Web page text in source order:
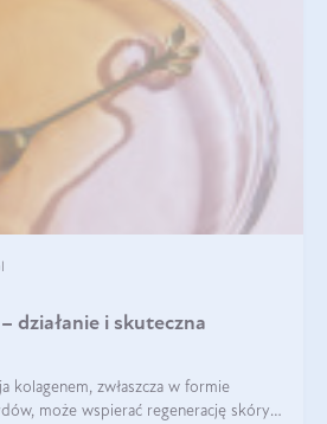
działanie i skuteczna
kolagenem, zwłaszcza w formie
może wspierać regenerację skóry i